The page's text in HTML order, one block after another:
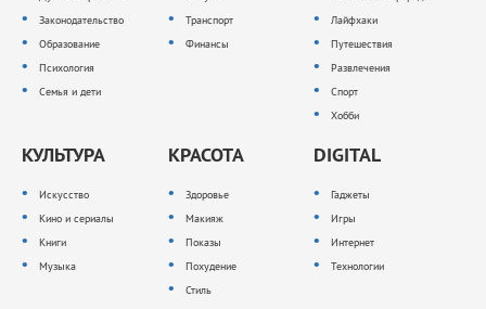
Законодательство
Образование
Психология
Семья и дети
Транспорт
Финансы
Лайфхаки
Путешествия
Развлечения
Спорт
Хобби
КУЛЬТУРА
Искусство
Кино и сериалы
Книги
Музыка
КРАСОТА
Здоровье
Макияж
Показы
Похудение
Стиль
DIGITAL
Гаджеты
Игры
Интернет
Технологии